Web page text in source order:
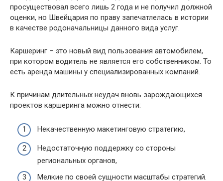
просуществовал всего лишь 2 года и не получил должной
оценки, но Швейцария по праву запечатлелась в истории
в качестве родоначальницы данного вида услуг.
Каршеринг – это новый вид пользования автомобилем,
при котором водитель не является его собственником. То
есть аренда машины у специализированных компаний.
К причинам длительных неудач вновь зарождающихся
проектов каршеринга можно отнести:
Некачественную макетинговую стратегию,
Недостаточную поддержку со стороны
региональных органов,
Мелкие по своей сущности масштабы стратегий.